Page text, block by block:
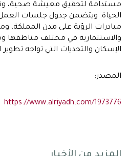
مستدامة لتحقيق معيشة صحية،
الحياة. ويتضمن جدول جلسات العمل
مبادرات الرؤية على مدن المملكة،
والاستثمارية في مختلف مناطقها
الإسكان والتحديات التي تواجه تطوير
المصدر:
https://www.alriyadh.com/1973776